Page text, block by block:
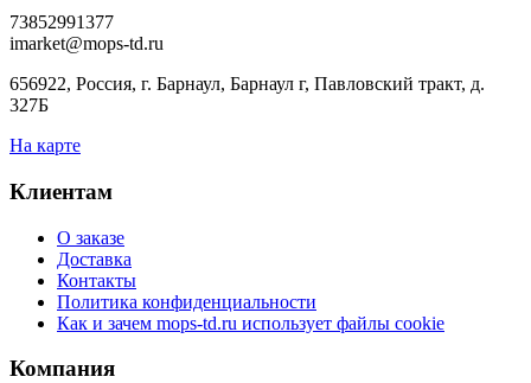
73852991377
imarket@mops-td.ru
656922, Россия, г. Барнаул, Барнаул г, Павловский тракт, д.
327Б
На карте
Клиентам
О заказе
Доставка
Контакты
Политика конфиденциальности
Как и зачем mops-td.ru использует файлы cookie
Компания